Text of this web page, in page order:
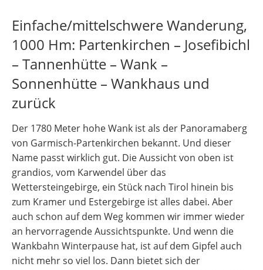
Einfache/mittelschwere Wanderung,
1000 Hm: Partenkirchen – Josefibichl
– Tannenhütte – Wank –
Sonnenhütte – Wankhaus und
zurück
Der 1780 Meter hohe Wank ist als der Panoramaberg
von Garmisch-Partenkirchen bekannt. Und dieser
Name passt wirklich gut. Die Aussicht von oben ist
grandios, vom Karwendel über das
Wettersteingebirge, ein Stück nach Tirol hinein bis
zum Kramer und Estergebirge ist alles dabei. Aber
auch schon auf dem Weg kommen wir immer wieder
an hervorragende Aussichtspunkte. Und wenn die
Wankbahn Winterpause hat, ist auf dem Gipfel auch
nicht mehr so viel los. Dann bietet sich der